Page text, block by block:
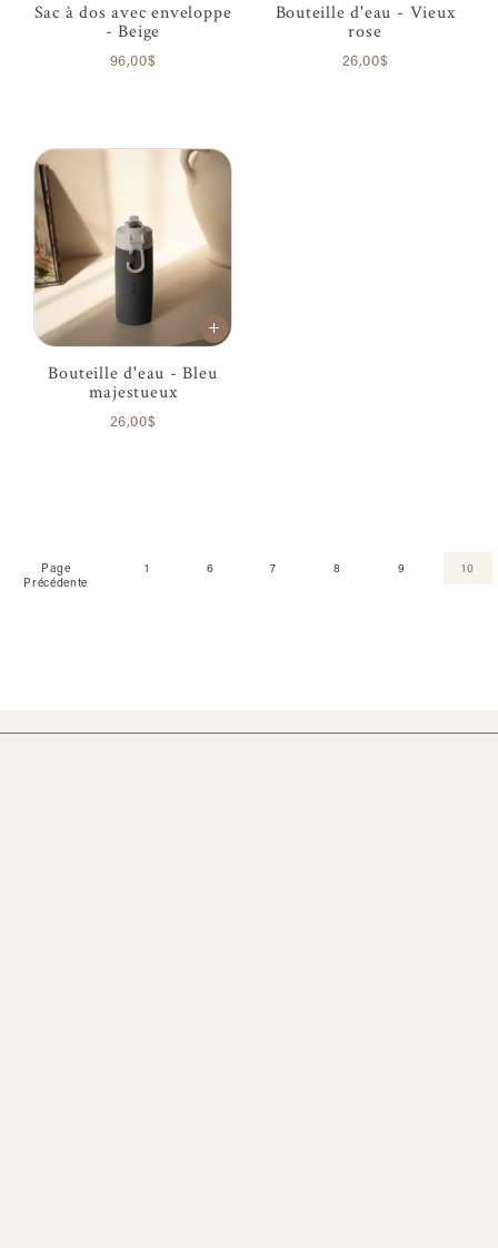
Sac à dos avec enveloppe
- Beige
96,00$
Bouteille d'eau - Vieux
rose
26,00$
Bouteille d'eau - Bleu
majestueux
26,00$
Page
Précédente
1 6 7 8 9 10